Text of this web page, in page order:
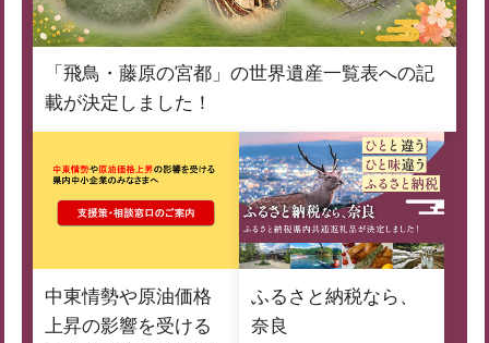
「飛鳥・藤原の宮都」の世界遺産一覧表への記
載が決定しました！
中東情勢や原油価格
上昇の影響を受ける
ふるさと納税なら、
奈良